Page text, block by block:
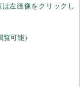
左画像をクリックし
覧可能）